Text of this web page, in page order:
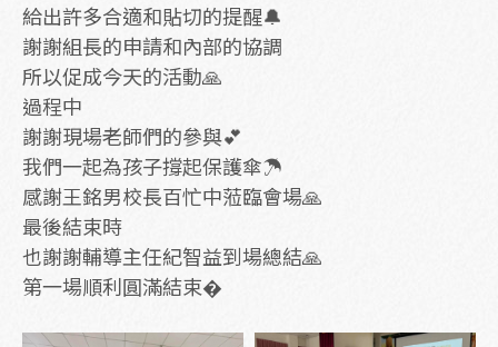
給出許多合適和貼切的提醒🔔
謝謝組長的申請和內部的協調
所以促成今天的活動🙏
過程中
謝謝現場老師們的參與💕
我們一起為孩子撐起保護傘☂️
感謝王銘男校長百忙中蒞臨會場🙏
最後結束時
也謝謝輔導主任紀智益到場總結🙏
第一場順利圓滿結束�